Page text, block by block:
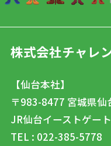
株式会社チャレ
【仙台本社】
〒983-8477 宮城県仙
JR仙台イーストゲー
TEL : 022-385-5778